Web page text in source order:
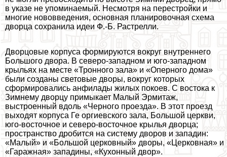
в указе не упоминаемый. Несмотря на перестройки и
многие нововведения, основная планировочная схема
дворца сохранила идеи Ф.-Б. Растрелли.
Дворцовые корпуса формируются вокруг внутреннего
Большого двора. В северо-западном и юго-западном
крыльях на месте «Тронного зала» и «Оперного дома»
были созданы световые дворы, вокруг которых
сформировались анфилады жилых покоев. С востока к
Зимнему дворцу примыкает Малый Эрмитаж,
выстроенный вдоль «Черного проезда». В этот проезд
выходят корпуса Ге opгиевского зала, Большой церкви,
юго-восточное и северо-восточное крылья дворца;
прострaнcтво дробится на систему дворов и западин:
«Малый» и «Большой церковный» дворы, «Церковная» и
«Гаражная» западины, «Кухонный двор».